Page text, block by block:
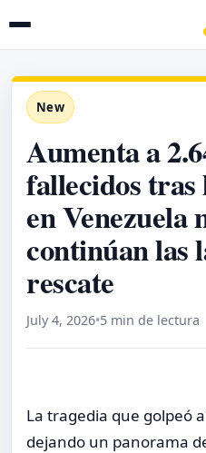
New
Aumenta a
fallecidos
en Venezuela
continúan las
rescate
July 4, 2026•5 min de lectura
La tragedia que golpeó
dejando un panorama